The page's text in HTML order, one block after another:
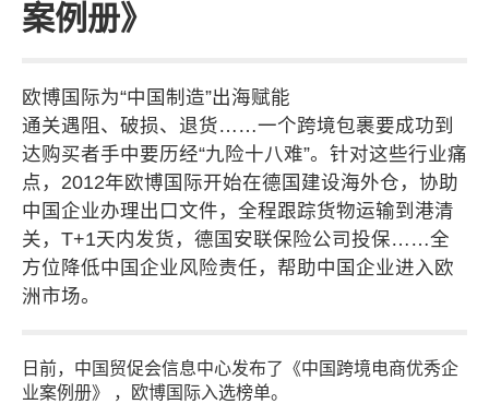
案例册》
欧博国际为“中国制造”出海赋能
通关遇阻、破损、退货……一个跨境包裹要成功到
达购买者手中要历经“九险十八难”。针对这些行业痛
点，2012年欧博国际开始在德国建设海外仓，协助
中国企业办理出口文件，全程跟踪货物运输到港清
关，T+1天内发货，德国安联保险公司投保……全
方位降低中国企业风险责任，帮助中国企业进入欧
洲市场。
日前，中国贸促会信息中心发布了《中国跨境电商优秀企
业案例册》 ，欧博国际入选榜单。